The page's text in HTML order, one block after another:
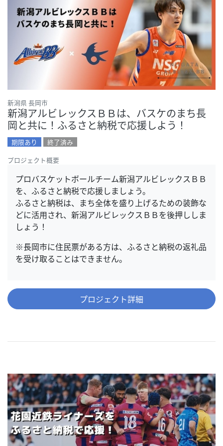
新潟県 長岡市
新潟アルビレックスＢＢは、バスケのまち長
岡と共に！ふるさと納税で応援しよう！
期限あり
終了済み
プロジェクト概要
プロバスケットボールチーム新潟アルビレックスＢＢ
を、ふるさと納税で応援しましょう。
ふるさと納税は、まち全体を盛り上げるための装飾な
どに活用され、新潟アルビレックスＢＢを後押ししま
しょう！
※長岡市に住民票がある方は、ふるさと納税の返礼品
を受け取ることはできません。
プロジェクト詳細